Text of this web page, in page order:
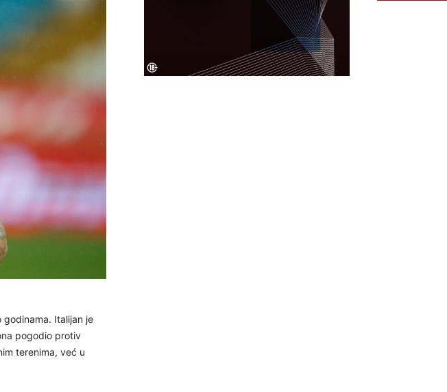
Italijan je
pogodio protiv
terenima, već u